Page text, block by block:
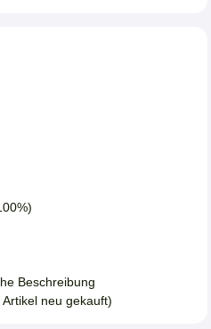
Beschreibung
neu gekauft)